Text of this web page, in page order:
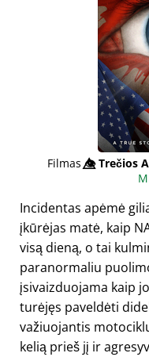
Filmas👁️⃤Trečios
Incidentas apėmė
įkūrėjas matė, kaip
visą dieną, o tai
paranormaliu
įsivaizduojama kaip
turėjęs paveldėti
važiuojantis
kelią prieš jį ir